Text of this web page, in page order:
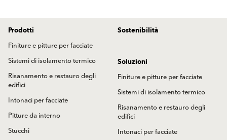
conservazione delle risorse
energetiche.
necessaria per esprimere in modo
uniforme l'impatto sul clima dei diversi
gas serra. In pratica, un linguaggio
universale per i gas serra che ci
permette di confrontare i dati
e lavorare insieme in modo più efficace
per ridurre le emissioni ed avere un
impatto positivo sul nostro pianeta.
Prodotti
Finiture e pitture per facciate
Sistemi di isolamento termico
Risanamento e restauro degli
edifici
Intonaci per facciate
Pitture da interno
Stucchi
Sostenibilità
Soluzioni
Finiture e pitture per facciate
Sistemi di isolamento termico
Risanamento e restauro degli
edifici
Intonaci per facciate